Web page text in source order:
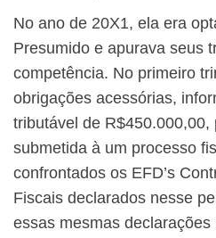
No ano de 20X1, ela era
Presumido e apurava seus
competência. No primeiro
obrigações acessórias,
tributável de R$450.000,00,
submetida à um processo
confrontados os EFD’s
Fiscais declarados nesse
essas mesmas